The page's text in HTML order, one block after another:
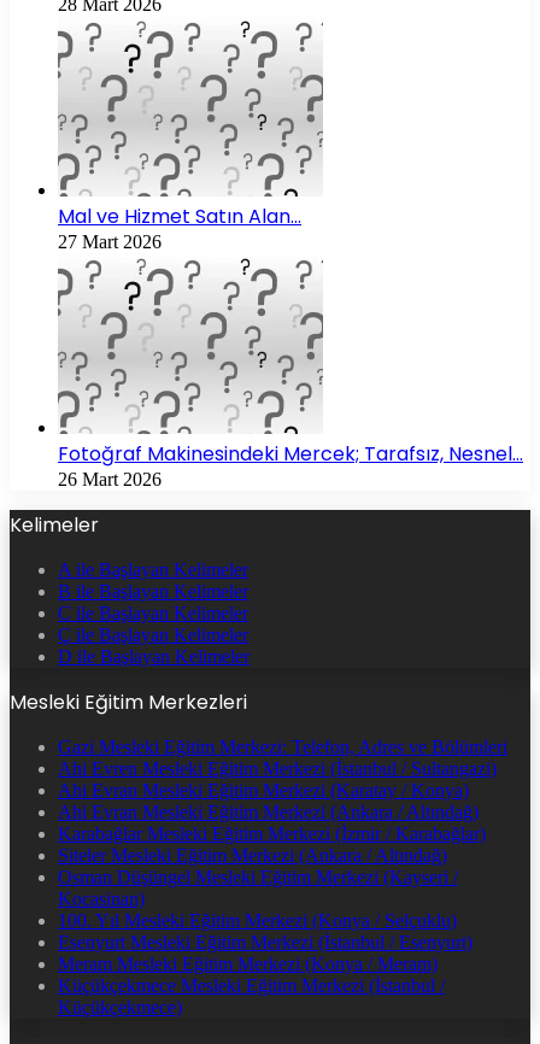
Mal ve Hizmet Satın Alan…
27 Mart 2026
Fotoğraf Makinesindeki Mercek; Tarafsız, Nesnel…
26 Mart 2026
Kelimeler
A ile Başlayan Kelimeler
B ile Başlayan Kelimeler
C ile Başlayan Kelimeler
Ç ile Başlayan Kelimeler
D ile Başlayan Kelimeler
Mesleki Eğitim Merkezleri
Gazi Mesleki Eğitim Merkezi: Telefon, Adres ve Bölümleri
Ahi Evren Mesleki Eğitim Merkezi (İstanbul / Sultangazi)
Ahi Evran Mesleki Eğitim Merkezi (Karatay / Konya)
Ahi Evran Mesleki Eğitim Merkezi (Ankara / Altındağ)
Karabağlar Mesleki Eğitim Merkezi (İzmir / Karabağlar)
Siteler Mesleki Eğitim Merkezi (Ankara / Altındağ)
Osman Düşüngel Mesleki Eğitim Merkezi (Kayseri /
Kocasinan)
100. Yıl Mesleki Eğitim Merkezi (Konya / Selçuklu)
Esenyurt Mesleki Eğitim Merkezi (İstanbul / Esenyurt)
Meram Mesleki Eğitim Merkezi (Konya / Meram)
Küçükçekmece Mesleki Eğitim Merkezi (İstanbul /
Küçükçekmece)